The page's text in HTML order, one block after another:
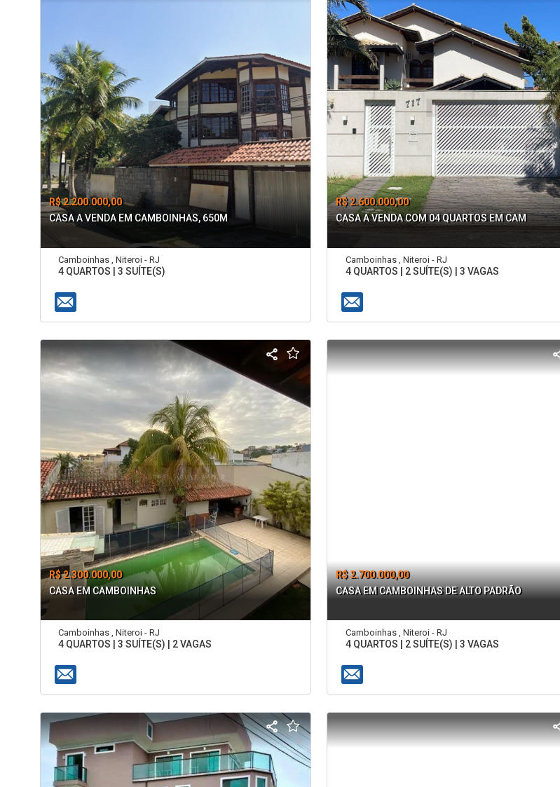
R$ 2.200.000,00
CASA A VENDA EM CAMBOINHAS, 650M
Camboinhas , Niteroi - RJ
4 QUARTOS | 3 SUÍTE(S)
R$ 2.600.000,00
CASA A VENDA COM 04 QUARTOS EM CAM
Camboinhas , Niteroi - RJ
4 QUARTOS | 2 SUÍTE(S) | 3 VAGAS
R$ 2.300.000,00
CASA EM CAMBOINHAS
Camboinhas , Niteroi - RJ
4 QUARTOS | 3 SUÍTE(S) | 2 VAGAS
R$ 2.700.000,00
CASA EM CAMBOINHAS DE ALTO PADRÃO
Camboinhas , Niteroi - RJ
4 QUARTOS | 2 SUÍTE(S) | 3 VAGAS